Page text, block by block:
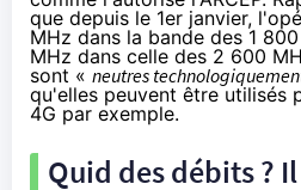
que depuis le 1er janvier,
MHz dans la bande des 1
MHz dans celle des 2 600
sont « neutres
qu'elles peuvent être utilisés
4G par exemple.
Quid des débits ?